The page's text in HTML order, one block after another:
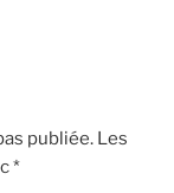
publiée. Les
*